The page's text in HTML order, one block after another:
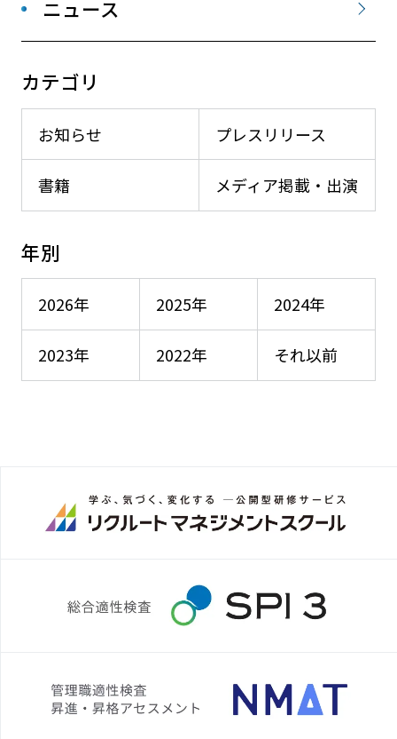
ニュース
カテゴリ
お知らせ プレスリリース
メディア掲載・出演
書籍
年別
2026年 2025年 2024年
2023年 2022年 それ以前